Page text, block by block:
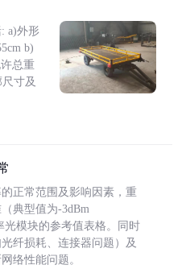
a)外形
b)
总重
寸及
正常范围及影响因素，重
典型值为-3dBm
光模块的参考值表格。同时
纤损耗、连接器问题）及
络性能问题。